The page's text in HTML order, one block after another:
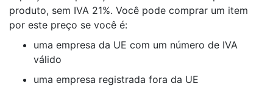
produto, sem IVA 21%. Você pode comprar um item
por este preço se você é:
uma empresa da UE com um número de IVA
válido
uma empresa registrada fora da UE